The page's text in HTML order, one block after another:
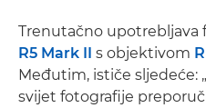
Trenutačno upotrebljava
R5 Mark II s objektivom
Međutim, ističe sljedeće:
svijet fotografije